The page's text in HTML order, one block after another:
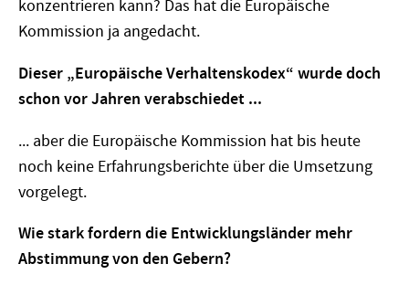
konzentrieren kann? Das hat die Europäische
Kommission ja angedacht.
Dieser „Europäische Verhaltenskodex“ wurde doch
schon vor Jahren verabschiedet ...
... aber die Europäische Kommission hat bis heute
noch keine Erfahrungsberichte über die Umsetzung
vorgelegt.
Wie stark fordern die Entwicklungsländer mehr
Abstimmung von den Gebern?